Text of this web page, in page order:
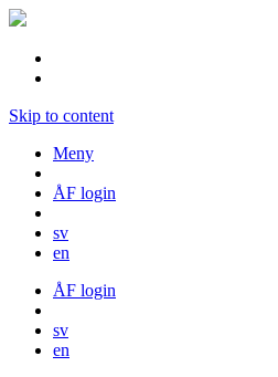
Skip to content
Meny
ÅF login
sv
en
ÅF login
sv
en